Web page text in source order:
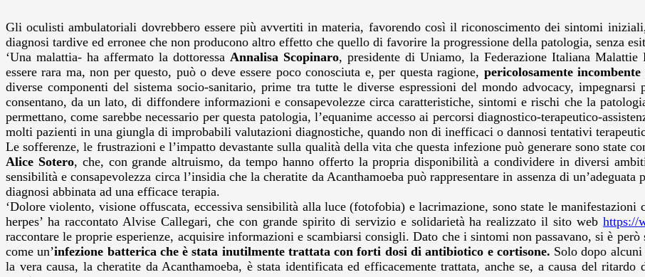
Gli oculisti ambulatoriali dovrebbero essere più avvertiti in materia, favorendo così il riconoscimento dei sintomi
diagnosi tardive ed erronee che non producono altro effetto che quello di favorire la progressione della patologia, senza
‘Una malattia- ha affermato la dottoressa Annalisa Scopinaro, presidente di Uniamo, la Federazione Italiana
essere rara ma, non per questo, può o deve essere poco conosciuta e, per questa ragione, pericolosamente incombente
diverse componenti del sistema socio-sanitario, prime tra tutte le diverse espressioni del mondo advocacy,
consentano, da un lato, di diffondere informazioni e consapevolezze circa caratteristiche, sintomi e rischi che la
permettano, come sarebbe necessario per questa patologia, l’equanime accesso ai percorsi diagnostico-terapeutico-
molti pazienti in una giungla di improbabili valutazioni diagnostiche, quando non di inefficaci o dannosi tentativi
Le sofferenze, le frustrazioni e l’impatto devastante sulla qualità della vita che questa infezione può generare sono state
Alice Sotero, che, con grande altruismo, da tempo hanno offerto la propria disponibilità a condividere in diversi
sensibilità e consapevolezza circa l’insidia che la cheratite da Acanthamoeba può rappresentare in assenza di
diagnosi abbinata ad una efficace terapia.
‘Dolore violento, visione offuscata, eccessiva sensibilità alla luce (fotofobia) e lacrimazione, sono state le
herpes’ ha raccontato Alvise Callegari, che con grande spirito di servizio e solidarietà ha realizzato il sito webhttps://
raccontare le proprie esperienze, acquisire informazioni e scambiarsi consigli. Dato che i sintomi non passavano, si è
come un’infezione batterica che è stata inutilmente trattata con forti dosi di antibiotico e cortisone. Solo dopo
la vera causa, la cheratite da Acanthamoeba, è stata identificata ed efficacemente trattata, anche se, a causa del